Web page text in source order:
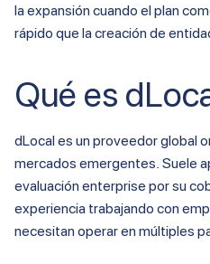
la expansión cuando el plan
rápido que la creación de
Qué es
dLocal es un proveedor global
mercados emergentes. Suele
evaluación enterprise por su
experiencia trabajando con
necesitan operar en múltiples